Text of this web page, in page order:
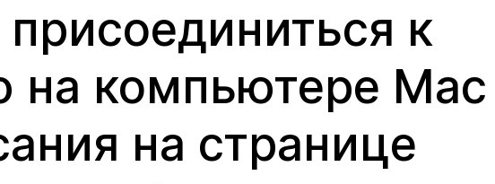
к
компьютере Mac
на странице